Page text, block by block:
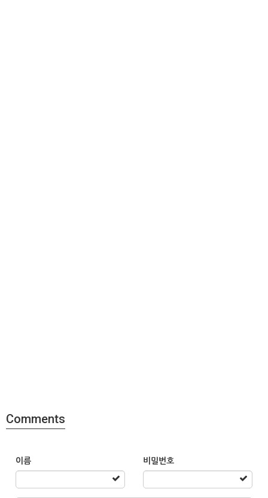
Comments
이름 비밀번호